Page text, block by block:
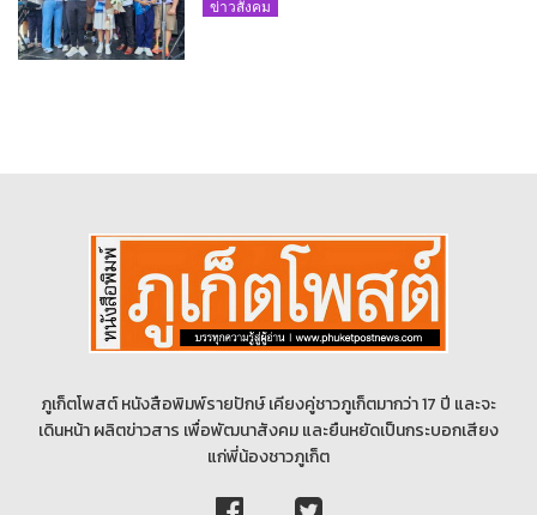
ข่าวสังคม
ภูเก็ตโพสต์ หนังสือพิมพ์รายปักษ์ เคียงคู่ชาวภูเก็ตมากว่า 17 ปี และจะ
เดินหน้า ผลิตข่าวสาร เพื่อพัฒนาสังคม และยืนหยัดเป็นกระบอกเสียง
แก่พี่น้องชาวภูเก็ต